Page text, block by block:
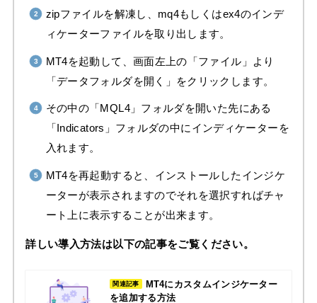
zipファイルを解凍し、mq4もしくはex4のインデ
ィケーターファイルを取り出します。
MT4を起動して、画面左上の「ファイル」より
「データフォルダを開く」をクリックします。
その中の「MQL4」フォルダを開いた先にある
「Indicators」フォルダの中にインディケーターを
入れます。
MT4を再起動すると、インストールしたインジケ
ーターが表示されますのでそれを選択すればチャ
ート上に表示することが出来ます。
詳しい導入方法は以下の記事をご覧ください。
関連記事
MT4にカスタムインジケーター
を追加する方法